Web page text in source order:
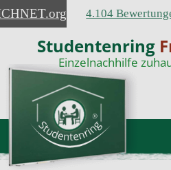
.org 4.104
Studentenring
Einzelnachhilfe